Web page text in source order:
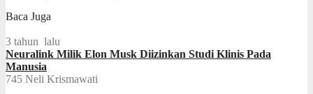
Baca Juga
3 tahun lalu
Neuralink Milik Elon Musk Diizinkan Studi Klinis Pada
Manusia
745 Neli Krismawati